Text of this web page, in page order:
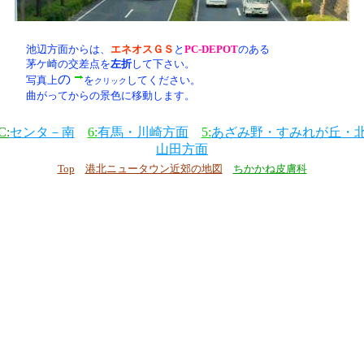
池辺方面からは、 エネオスＧＳ と PC-DEPOTのある
茅ケ崎の交差点を左折して下さい。
写真上の をクリック してください。
曲がってからの景色に移動します。
センタ－南 6:有馬・川崎方面 5:あざみ野・すみれが丘・
山田方面
Top 港北ニュータウン近郊の地図 ちかかね皮膚科